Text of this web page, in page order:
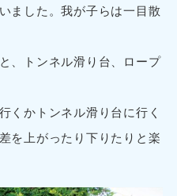
ました。我が子らは一目散
、トンネル滑り台、ロープ
くかトンネル滑り台に行く
を上がったり下りたりと楽